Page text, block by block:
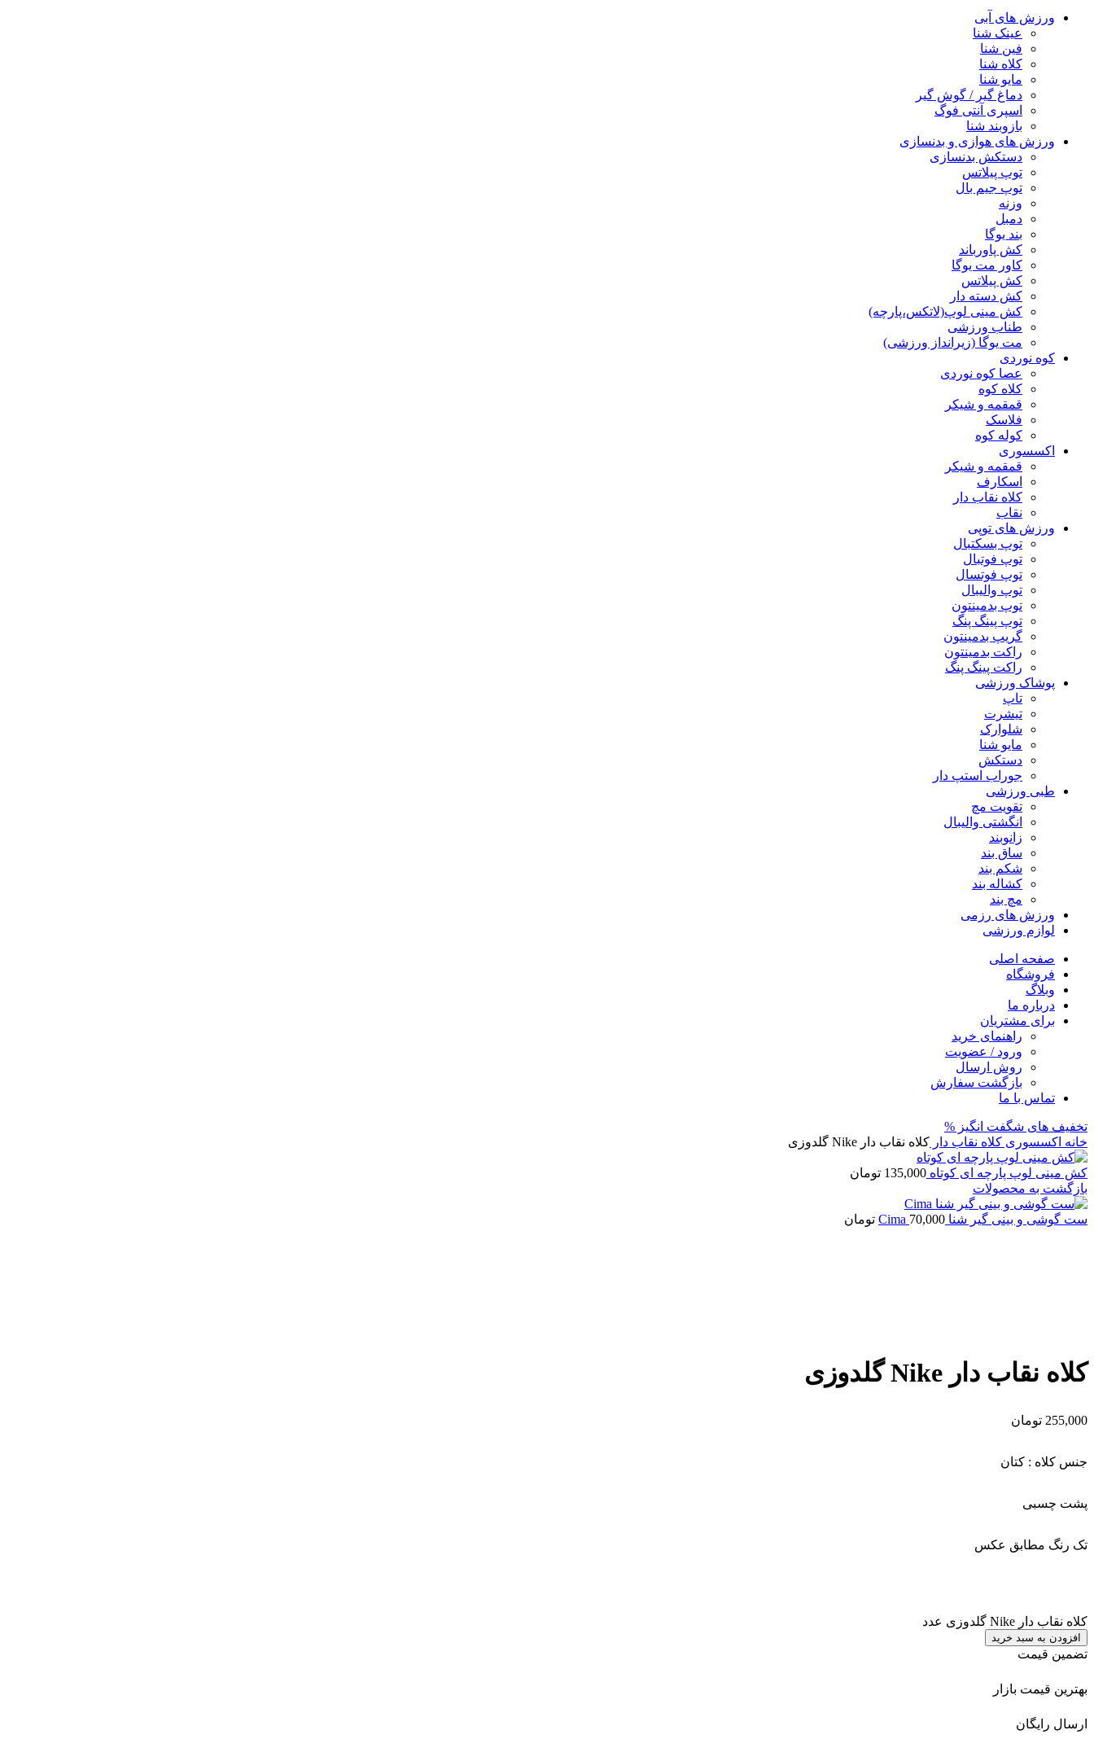
ورزش های آبی
عینک شنا
فین شنا
کلاه شنا
مایو شنا
دماغ گیر / گوش گیر
اسپری آنتی فوگ
بازوبند شنا
ورزش های هوازی و بدنسازی
دستکش بدنسازی
توپ پیلاتس
توپ جیم بال
وزنه
دمبل
بند یوگا
کش پاورباند
کاور مت یوگا
کش پیلاتس
کش دسته دار
کش مینی لوپ(لاتکس،پارچه)
طناب ورزشی
مت یوگا (زیرانداز ورزشی)
کوه نوردی
عصا کوه نوردی
کلاه کوه
قمقمه و شیکر
فلاسک
کوله کوه
اکسسوری
قمقمه و شیکر
اسکارف
کلاه نقاب دار
نقاب
ورزش های توپی
توپ بسکتبال
توپ فوتبال
توپ فوتسال
توپ والیبال
توپ بدمینتون
توپ پینگ پنگ
گریپ بدمینتون
راکت بدمینتون
راکت پینگ پنگ
پوشاک ورزشی
تاپ
تیشرت
شلوارک
مایو شنا
دستکش
جوراب استپ دار
طبی ورزشی
تقویت مچ
انگشتی واليبال
زانوبند
ساق بند
شکم بند
کشاله بند
مچ بند
ورزش های رزمی
لوازم ورزشی
صفحه اصلی
فروشگاه
وبلاگ
درباره ما
برای مشتریان
راهنمای خرید
ورود / عضویت
روش ارسال
بازگشت سفارش
تماس با ما
تخفیف های شگفت انگیز %
خانه اکسسوری کلاه نقاب دار کلاه نقاب دار Nike گلدوزی
کش مینی لوپ پارچه ای کوتاه 135,000 تومان
بازگشت به محصولات
ست گوشی و بینی گیر شنا Cima 70,000 تومان
کلاه نقاب دار Nike گلدوزی
255,000 تومان
جنس کلاه : کتان
پشت چسبی
تک رنگ مطابق عکس
کلاه نقاب دار Nike گلدوزی عدد
افزودن به سبد خرید
تضمین قیمت
بهترین قیمت بازار
ارسال رایگان